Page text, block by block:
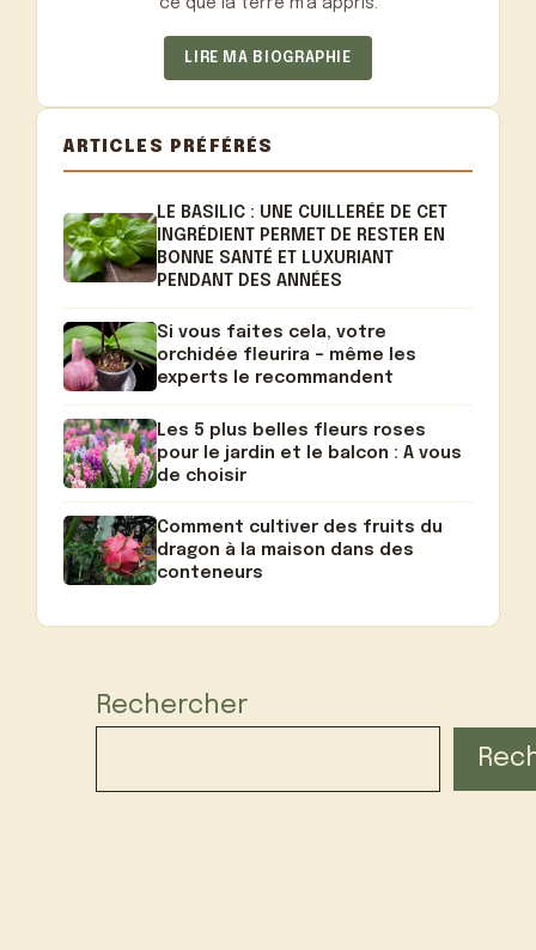
ce que la terre m'a appris.
LIRE MA BIOGRAPHIE
ARTICLES PRÉFÉRÉS
LE BASILIC : UNE CUILLERÉE DE CET
INGRÉDIENT PERMET DE RESTER EN
BONNE SANTÉ ET LUXURIANT
PENDANT DES ANNÉES
Si vous faites cela, votre
orchidée fleurira – même les
experts le recommandent
Les 5 plus belles fleurs roses
pour le jardin et le balcon : A vous
de choisir
Comment cultiver des fruits du
dragon à la maison dans des
conteneurs
Rechercher